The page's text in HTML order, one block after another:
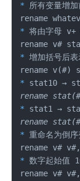
* 所有变量增
* 将由字母
* 增加括号后
* stat10 →
rename
* stat1 →
rename
* 重命名为倒
* 数字起始值